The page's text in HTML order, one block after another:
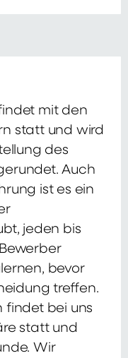
mit den
statt und wird
des
Auch
ist es ein
jeden bis
bevor
treffen.
findet bei uns
statt und
Wir